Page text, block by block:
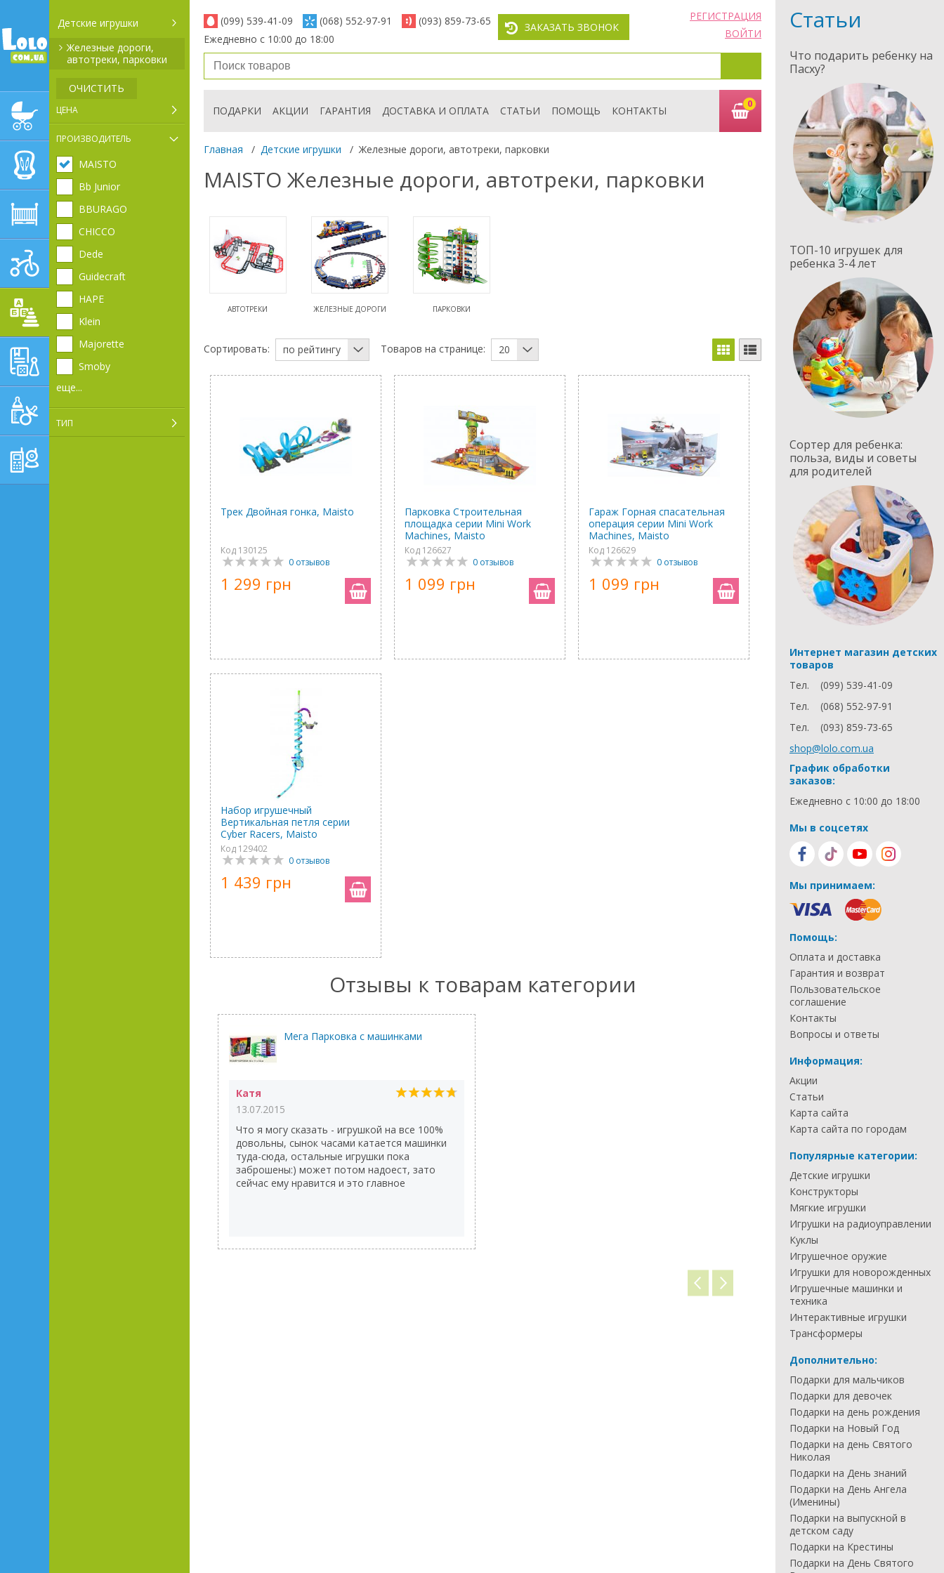
ДЕТСКИЕ КОЛЯСКИ
АВТОКРЕСЛА
ДЕТСКАЯ МЕБЕЛЬ
ДЕТСКИЙ СПОРТ И
ТРАНСПОРТ
ДЕТСКИЕ ИГРУШКИ
ОБУЧАЮЩЕ-
РАЗВИВАЮЩИЕ ТОВАРЫ
КОРМЛЕНИЕ
ТОВАРЫ ДЛЯ
Детские игрушки
Железные дороги,
автотреки, парковки
ОЧИСТИТЬ
ЦЕНА
ПРОИЗВОДИТЕЛЬ
MAISTO
Bb Junior
BBURAGO
CHICCO
Dede
Guidecraft
HAPE
Klein
Majorette
Smoby
еще...
ТИП
(099) 539-41-09 (068) 552-97-91
(093) 859-73-65
Ежедневно с 10:00 до 18:00
ЗАКАЗАТЬ ЗВОНОК
РЕГИСТРАЦИЯ
ВОЙТИ
ПОДАРКИ АКЦИИ ГАРАНТИЯ ДОСТАВКА И ОПЛАТА СТАТЬИ ПОМОЩЬ КОНТАКТЫ
0
Главная / Детские игрушки / Железные дороги, автотреки, парковки
MAISTO Железные дороги, автотреки, парковки
АВТОТРЕКИ ЖЕЛЕЗНЫЕ ДОРОГИ ПАРКОВКИ
Сортировать: по рейтингу Товаров на странице: 20
Трек Двойная гонка, Maisto
Код 130125
0 отзывов
1 299 грн
Парковка Строительная
площадка серии Mini Work
Machines, Maisto
Код 126627
0 отзывов
1 099 грн
Гараж Горная спасательная
операция серии Mini Work
Machines, Maisto
Код 126629
0 отзывов
1 099 грн
Набор игрушечный
Вертикальная петля серии
Cyber ​​Racers, Maisto
Код 129402
0 отзывов
1 439 грн
Отзывы к товарам категории
Мега Парковка с машинками
Катя
13.07.2015
Что я могу сказать - игрушкой на все 100%
довольны, сынок часами катается машинки
туда-сюда, остальные игрушки пока
заброшены:) может потом надоест, зато
сейчас ему нравится и это главное
Статьи
Что подарить ребенку на
Пасху?
ТОП-10 игрушек для
ребенка 3-4 лет
Сортер для ребенка:
польза, виды и советы
для родителей
Интернет магазин детских
товаров
Тел.
(099) 539-41-09
Тел.
(068) 552-97-91
Тел.
(093) 859-73-65
shop@lolo.com.ua
График обработки
заказов:
Ежедневно с 10:00 до 18:00
Мы в соцсетях
Мы принимаем:
Помощь:
Оплата и доставка
Гарантия и возврат
Пользовательское
соглашение
Контакты
Вопросы и ответы
Информация:
Акции
Статьи
Карта сайта
Карта сайта по городам
Популярные категории:
Детские игрушки
Конструкторы
Мягкие игрушки
Игрушки на радиоуправлении
Куклы
Игрушечное оружие
Игрушки для новорожденных
Игрушечные машинки и
техника
Интерактивные игрушки
Трансформеры
Дополнительно:
Подарки для мальчиков
Подарки для девочек
Подарки на день рождения
Подарки на Новый Год
Подарки на день Святого
Николая
Подарки на День знаний
Подарки на День Ангела
(Именины)
Подарки на выпускной в
детском саду
Подарки на Крестины
Подарки на День Святого